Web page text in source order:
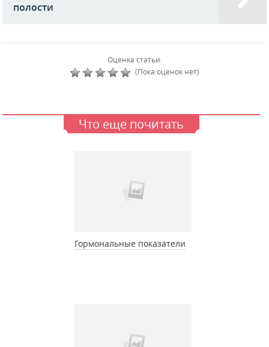
полости
Оценка статьи:
(Пока оценок нет)
Что еще почитать
Гормональные показатели